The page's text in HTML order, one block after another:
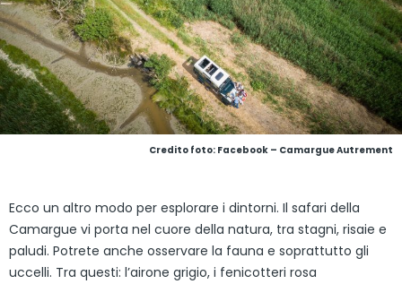
Credito foto: Facebook – Camargue Autrement
Ecco un altro modo per esplorare i dintorni. Il safari della
Camargue vi porta nel cuore della natura, tra stagni, risaie e
paludi. Potrete anche osservare la fauna e soprattutto gli
uccelli. Tra questi: l’airone grigio, i fenicotteri rosa